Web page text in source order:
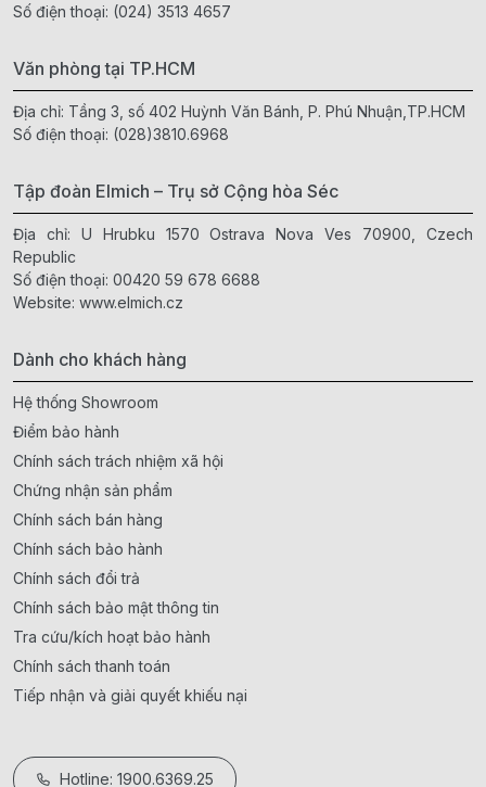
Số điện thoại: (024) 3513 4657
Văn phòng tại TP.HCM
Địa chỉ: Tầng 3, số 402 Huỳnh Văn Bánh, P. Phú Nhuận,TP.HCM
Số điện thoại: (028)3810.6968
Tập đoàn Elmich – Trụ sở Cộng hòa Séc
Địa chỉ: U Hrubku 1570 Ostrava Nova Ves 70900, Czech
Republic
Số điện thoại: 00420 59 678 6688
Website: www.elmich.cz
Dành cho khách hàng
Hệ thống Showroom
Điểm bảo hành
Chính sách trách nhiệm xã hội
Chứng nhận sản phẩm
Chính sách bán hàng
Chính sách bảo hành
Chính sách đổi trả
Chính sách bảo mật thông tin
Tra cứu/kích hoạt bảo hành
Chính sách thanh toán
Tiếp nhận và giải quyết khiếu nại
Hotline: 1900.6369.25